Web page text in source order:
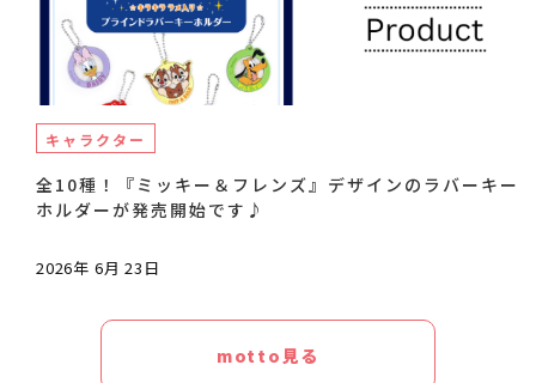
キャラクター
全10種！『ミッキー＆フレンズ』デザインのラバーキー
ホルダーが発売開始です♪
2026年 6月 23日
motto見る